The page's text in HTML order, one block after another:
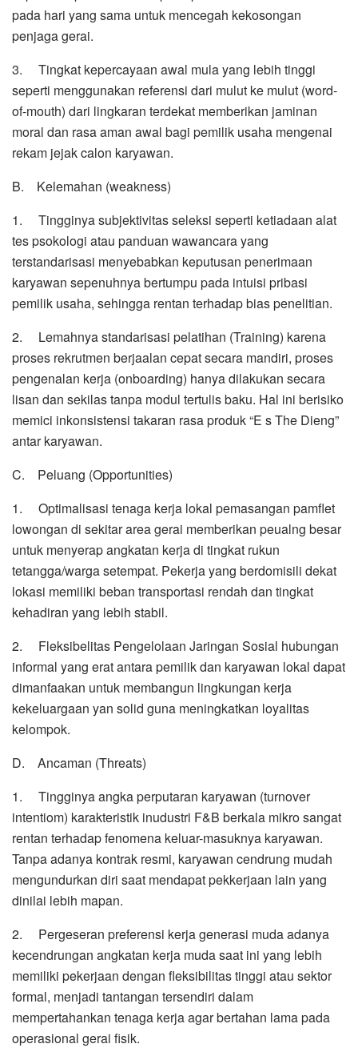
pada hari yang sama untuk mencegah kekosongan
penjaga gerai.
3. Tingkat kepercayaan awal mula yang lebih tinggi
seperti menggunakan referensi dari mulut ke mulut (word-
of-mouth) dari lingkaran terdekat memberikan jaminan
moral dan rasa aman awal bagi pemilik usaha mengenai
rekam jejak calon karyawan.
B. Kelemahan (weakness)
1. Tingginya subjektivitas seleksi seperti ketiadaan alat
tes psokologi atau panduan wawancara yang
terstandarisasi menyebabkan keputusan penerimaan
karyawan sepenuhnya bertumpu pada intuisi pribasi
pemilik usaha, sehingga rentan terhadap bias penelitian.
2. Lemahnya standarisasi pelatihan (Training) karena
proses rekrutmen berjaalan cepat secara mandiri, proses
pengenalan kerja (onboarding) hanya dilakukan secara
lisan dan sekilas tanpa modul tertulis baku. Hal ini berisiko
memici inkonsistensi takaran rasa produk “E s The Dieng”
antar karyawan.
C. Peluang (Opportunities)
1. Optimalisasi tenaga kerja lokal pemasangan pamflet
lowongan di sekitar area gerai memberikan peualng besar
untuk menyerap angkatan kerja di tingkat rukun
tetangga/warga setempat. Pekerja yang berdomisili dekat
lokasi memiliki beban transportasi rendah dan tingkat
kehadiran yang lebih stabil.
2. Fleksibelitas Pengelolaan Jaringan Sosial hubungan
informal yang erat antara pemilik dan karyawan lokal dapat
dimanfaakan untuk membangun lingkungan kerja
kekeluargaan yan solid guna meningkatkan loyalitas
kelompok.
D. Ancaman (Threats)
1. Tingginya angka perputaran karyawan (turnover
intentiom) karakteristik inudustri F&B berkala mikro sangat
rentan terhadap fenomena keluar-masuknya karyawan.
Tanpa adanya kontrak resmi, karyawan cendrung mudah
mengundurkan diri saat mendapat pekkerjaan lain yang
dinilai lebih mapan.
2. Pergeseran preferensi kerja generasi muda adanya
kecendrungan angkatan kerja muda saat ini yang lebih
memiliki pekerjaan dengan fleksibilitas tinggi atau sektor
formal, menjadi tantangan tersendiri dalam
mempertahankan tenaga kerja agar bertahan lama pada
operasional gerai fisik.